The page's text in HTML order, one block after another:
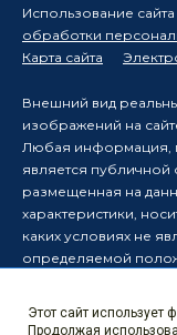
Использование
обработки
Карта сайта
Внешний вид
изображений на
Любая информация,
является
размещенная на
характеристики,
каких условиях не
определяемой
Производитель
порядке вносить
Этот сайт
Продолжая